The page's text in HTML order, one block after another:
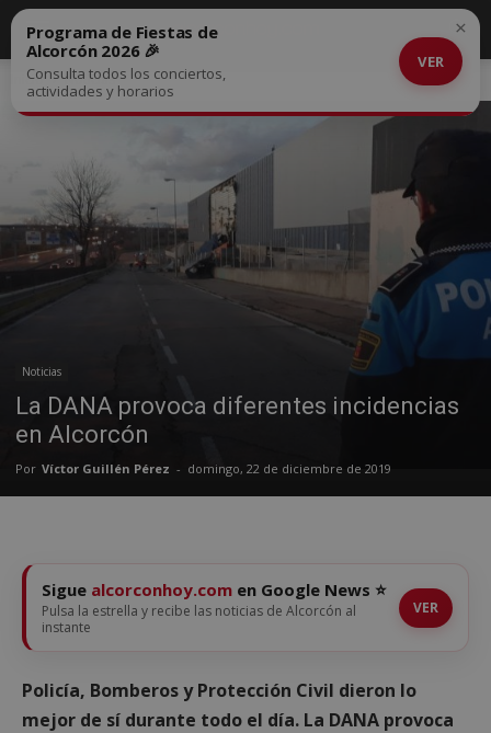
Inicio Noticias
Noticias
La DANA provoca diferentes incidencias
en Alcorcón
Por Víctor Guillén Pérez - domingo, 22 de diciembre de 2019
Programa de Fiestas de
Alcorcón 2026 🎉
Consulta todos los conciertos,
actividades y horarios
VER
×
Sigue alcorconhoy.com en Google News ⭐
Pulsa la estrella y recibe las noticias de Alcorcón al
instante
VER
Policía, Bomberos y Protección Civil dieron lo
mejor de sí durante todo el día. La DANA provoca